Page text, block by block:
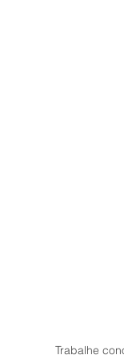
Trabalhe